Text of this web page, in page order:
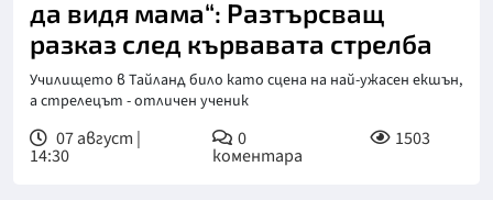
да видя мама“: Разтърсващ
разказ след кървавата стрелба
Училището в Тайланд било като сцена на най-ужасен екшън,
а стрелецът - отличен ученик
07 август |
14:30
0
коментара
1503